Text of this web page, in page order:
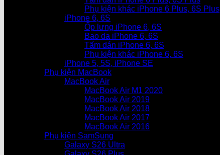
Phụ kiện khác iPhone 6 Plus, 6S Plus
iPhone 6, 6S
Ốp lưng iPhone 6, 6S
Bao da iPhone 6, 6S
Tấm dán iPhone 6, 6S
Phụ kiện khác iPhone 6, 6S
iPhone 5, 5S, iPhone SE
Phụ kiện MacBook
MacBook Air
MacBook Air M1 2020
MacBook Air 2019
MacBook Air 2018
MacBook Air 2017
MacBook Air 2016
Phụ kiện SamSung
Galaxy S26 Ultra